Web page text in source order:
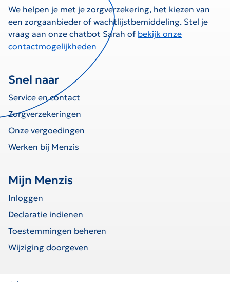
We helpen je met je zorgverzekering, het kiezen van
een zorgaanbieder of wachtlijstbemiddeling. Stel je
vraag aan onze chatbot Sarah of bekijk onze
contactmogelijkheden
Snel naar
Service en contact
Zorgverzekeringen
Onze vergoedingen
Werken bij Menzis
Mijn Menzis
Inloggen
Declaratie indienen
Toestemmingen beheren
Wijziging doorgeven